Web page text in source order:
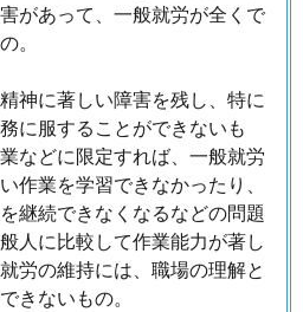
があって、一般就労が全くで
。
神に著しい障害を残し、特に
に服することができないも
などに限定すれば、一般就労
作業を学習できなかったり、
継続できなくなるなどの問題
人に比較して作業能力が著し
労の維持には、職場の理解と
きないもの。